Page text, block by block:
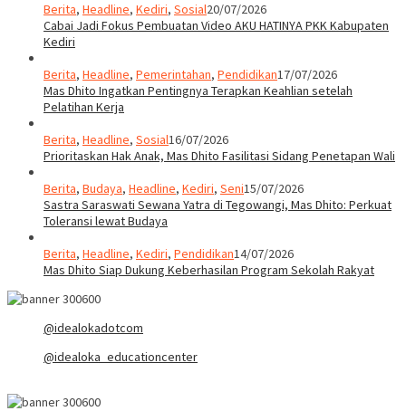
Berita, Headline, Kediri, Sosial20/07/2026
Cabai Jadi Fokus Pembuatan Video AKU HATINYA PKK Kabupaten
Kediri
Berita, Headline, Pemerintahan, Pendidikan17/07/2026
Mas Dhito Ingatkan Pentingnya Terapkan Keahlian setelah
Pelatihan Kerja
Berita, Headline, Sosial16/07/2026
Prioritaskan Hak Anak, Mas Dhito Fasilitasi Sidang Penetapan Wali
Berita, Budaya, Headline, Kediri, Seni15/07/2026
Sastra Saraswati Sewana Yatra di Tegowangi, Mas Dhito: Perkuat
Toleransi lewat Budaya
Berita, Headline, Kediri, Pendidikan14/07/2026
Mas Dhito Siap Dukung Keberhasilan Program Sekolah Rakyat
@idealokadotcom
@idealoka_educationcenter